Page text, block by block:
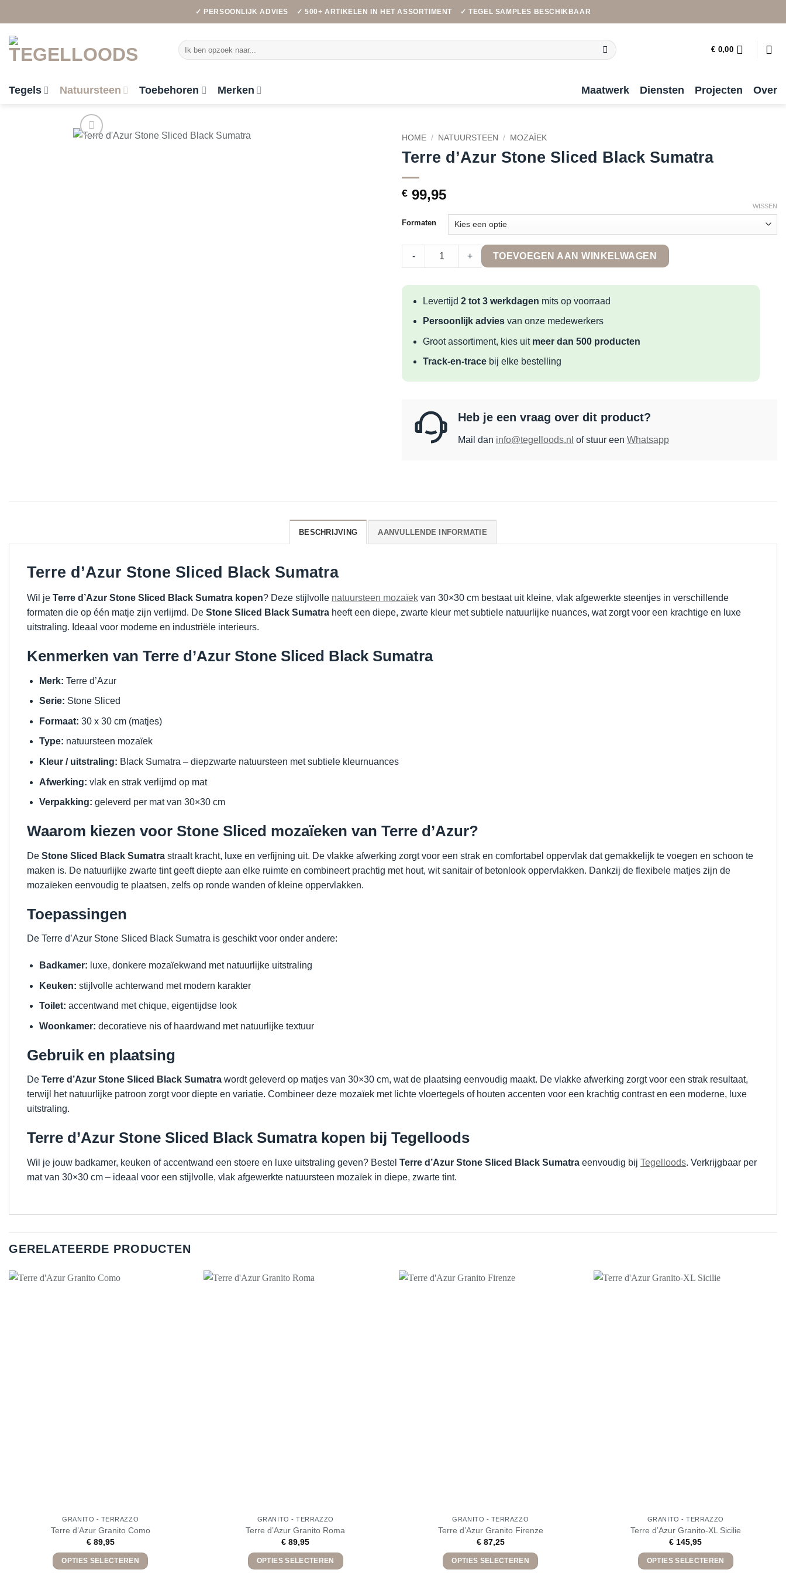
naar
inhoud
✓ PERSOONLIJK ADVIES ✓ 500+ ARTIKELEN IN HET ASSORTIMENT ✓ TEGEL SAMPLES BESCHIKBAAR
Zoeken
naar:
€ 0,00
Tegels Natuursteen Toebehoren Merken Maatwerk Diensten Projecten Over
HOME / NATUURSTEEN / MOZAÏEK
Terre d’Azur Stone Sliced Black Sumatra
€ 99,95
Formaten
WISSEN
Terre d'Azur Stone Sliced Black Sumatra quantity
- + TOEVOEGEN AAN WINKELWAGEN
Levertijd 2 tot 3 werkdagen mits op voorraad
Persoonlijk adviesvan onze medewerkers
Groot assortiment, kies uit meer dan 500 producten
Track-en-tracebij elke bestelling
Heb je een vraag over dit product?
Mail dan info@tegelloods.nl of stuur een Whatsapp
BESCHRIJVING AANVULLENDE INFORMATIE
Terre d’Azur Stone Sliced Black Sumatra
Wil je Terre d’Azur Stone Sliced Black Sumatra kopen? Deze stijlvolle natuursteen mozaïek van 30×30 cm bestaat uit kleine, vlak afgewerkte steentjes in verschillende
formaten die op één matje zijn verlijmd. De Stone Sliced Black Sumatra heeft een diepe, zwarte kleur met subtiele natuurlijke nuances, wat zorgt voor een krachtige en luxe
uitstraling. Ideaal voor moderne en industriële interieurs.
Kenmerken van Terre d’Azur Stone Sliced Black Sumatra
Merk: Terre d’Azur
Serie: Stone Sliced
Formaat: 30 x 30 cm (matjes)
Type: natuursteen mozaïek
Kleur / uitstraling: Black Sumatra – diepzwarte natuursteen met subtiele kleurnuances
Afwerking: vlak en strak verlijmd op mat
Verpakking: geleverd per mat van 30×30 cm
Waarom kiezen voor Stone Sliced mozaïeken van Terre d’Azur?
De Stone Sliced Black Sumatra straalt kracht, luxe en verfijning uit. De vlakke afwerking zorgt voor een strak en comfortabel oppervlak dat gemakkelijk te voegen en schoon te
maken is. De natuurlijke zwarte tint geeft diepte aan elke ruimte en combineert prachtig met hout, wit sanitair of betonlook oppervlakken. Dankzij de flexibele matjes zijn de
mozaïeken eenvoudig te plaatsen, zelfs op ronde wanden of kleine oppervlakken.
Toepassingen
De Terre d’Azur Stone Sliced Black Sumatra is geschikt voor onder andere:
Badkamer: luxe, donkere mozaïekwand met natuurlijke uitstraling
Keuken: stijlvolle achterwand met modern karakter
Toilet: accentwand met chique, eigentijdse look
Woonkamer: decoratieve nis of haardwand met natuurlijke textuur
Gebruik en plaatsing
De Terre d’Azur Stone Sliced Black Sumatra wordt geleverd op matjes van 30×30 cm, wat de plaatsing eenvoudig maakt. De vlakke afwerking zorgt voor een strak resultaat,
terwijl het natuurlijke patroon zorgt voor diepte en variatie. Combineer deze mozaïek met lichte vloertegels of houten accenten voor een krachtig contrast en een moderne, luxe
uitstraling.
Terre d’Azur Stone Sliced Black Sumatra kopen bij Tegelloods
Wil je jouw badkamer, keuken of accentwand een stoere en luxe uitstraling geven? Bestel Terre d’Azur Stone Sliced Black Sumatra eenvoudig bij Tegelloods. Verkrijgbaar per
mat van 30×30 cm – ideaal voor een stijlvolle, vlak afgewerkte natuursteen mozaïek in diepe, zwarte tint.
GERELATEERDE PRODUCTEN
GRANITO - TERRAZZO
Terre d’Azur Granito Como
€89,95
OPTIES SELECTEREN
GRANITO - TERRAZZO
Terre d’Azur Granito Roma
€ 89,95
OPTIES SELECTEREN
GRANITO - TERRAZZO
Terre d’Azur Granito Firenze
€87,25
OPTIES SELECTEREN
GRANITO - TERRAZZO
Terre d’Azur Granito-XL Sicilie
€ 145,95
OPTIES SELECTEREN